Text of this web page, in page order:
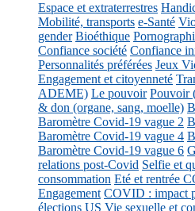
Espace et extraterrestres
Mobilité, transports e-Santé
gender Bioéthique
Confiance société Confiance
Personnalités préférées Jeux
Engagement et citoyenneté
ADEME) Le pouvoir Pouvoir
& don (organe, sang, moelle)
Baromètre Covid-19 vague 2
Baromètre Covid-19 vague 4
Baromètre Covid-19 vague 6
relations post-Covid Selfie et
consommation Eté et rentrée
Engagement COVID : impact
élections US Vie sexuelle et